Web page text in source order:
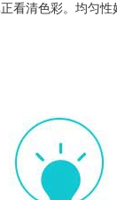
清色彩。均匀性